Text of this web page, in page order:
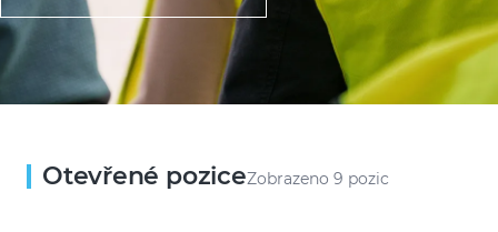
Otevřené poziceZobrazeno 9 pozic